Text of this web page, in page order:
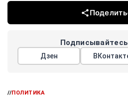
Дзен
//ПОЛИТИКА